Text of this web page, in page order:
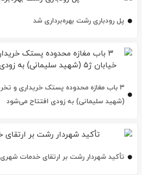
پل رودباری رشت بهره‌برداری شد
(شهید سلیمانی) به زودی افتتاح می‌شود
تأکید شهردار رشت بر ارتقای خدمات شهری